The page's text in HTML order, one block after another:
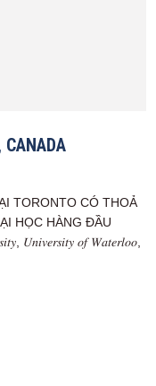
CANADA
TORONTO CÓ THOẢ
HỌC HÀNG ĐẦU
𝑈𝑛𝑖𝑣𝑒𝑟𝑠𝑖𝑡𝑦 𝑜𝑓 𝑊𝑎𝑡𝑒𝑟𝑙𝑜𝑜,